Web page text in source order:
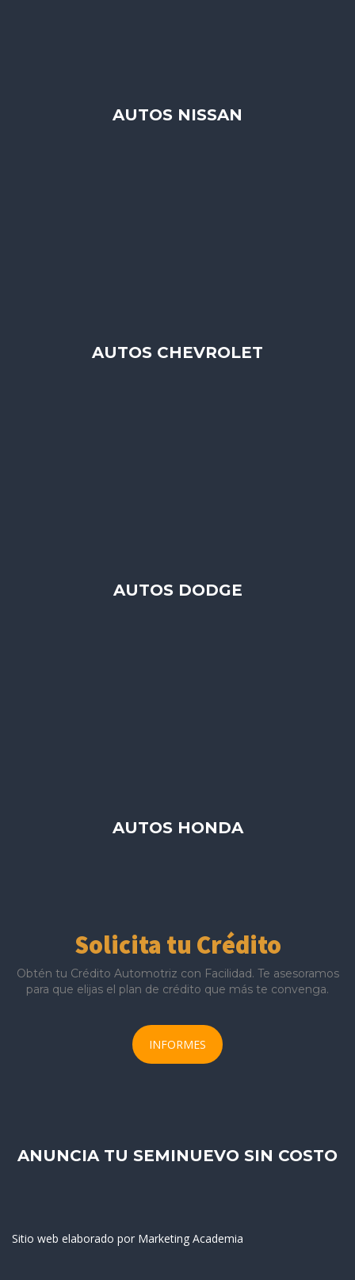
AUTOS NISSAN
AUTOS CHEVROLET
AUTOS DODGE
AUTOS HONDA
Solicita tu Crédito
Obtén tu Crédito Automotriz con Facilidad. Te asesoramos
para que elijas el plan de crédito que más te convenga.
INFORMES
ANUNCIA TU SEMINUEVO SIN COSTO
Sitio web elaborado por Marketing Academia